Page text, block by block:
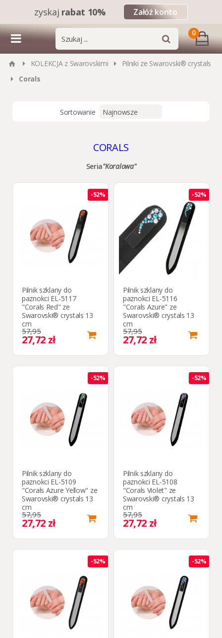
zyskaj rabat 10% Załóż konto
0
KOLEKCJA z Swarovskimi
Pilniki ze Swarovski® crystals
Corals
Sortowanie
CORALS
Seria"Koralowa"
-52%
Pilnik szklany do
paznokci EL-5117
"Corals Red" ze
Swarovski® crystals 13
cm
57,95
27,72 zł
-52%
Pilnik szklany do
paznokci EL-5116
"Corals Azure" ze
Swarovski® crystals 13
cm
57,95
27,72 zł
-52%
Pilnik szklany do
paznokci EL-5109
"Corals Azure Yellow" ze
Swarovski® crystals 13
cm
57,95
27,72 zł
-52%
Pilnik szklany do
paznokci EL-5108
"Corals Violet" ze
Swarovski® crystals 13
cm
57,95
27,72 zł
-52% -52%